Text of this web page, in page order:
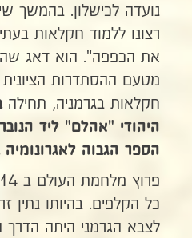
נועדה לכישלון. בהמשך
רצונו ללמוד חקלאות
את הכפפה". הוא דאג
מטעם ההסתדרות
חקלאות בגרמניה, תחילה
היהודי "אהלם" ליד הנובר
הספר הגבוה לאגרונומיה
כל הקלפים. בהיותו נתין
לצבא הגרמני היתה הדרך